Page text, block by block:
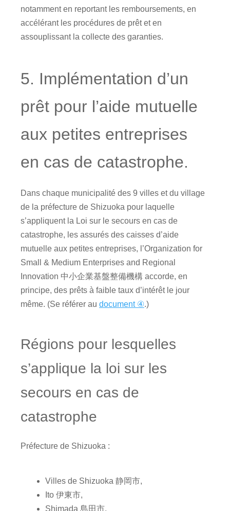
notamment en reportant les remboursements, en
accélérant les procédures de prêt et en
assouplissant la collecte des garanties.
5. Implémentation d’un
prêt pour l’aide mutuelle
aux petites entreprises
en cas de catastrophe.
Dans chaque municipalité des 9 villes et du village
de la préfecture de Shizuoka pour laquelle
s’appliquent la Loi sur le secours en cas de
catastrophe, les assurés des caisses d’aide
mutuelle aux petites entreprises, l’Organization for
Small & Medium Enterprises and Regional
Innovation 中小企業基盤整備機構 accorde, en
principe, des prêts à faible taux d’intérêt le jour
même. (Se référer au document ④.)
Régions pour lesquelles
s’applique la loi sur les
secours en cas de
catastrophe
Préfecture de Shizuoka :
Villes de Shizuoka 静岡市,
Ito 伊東市,
Shimada 島田市,